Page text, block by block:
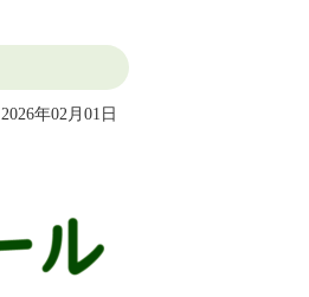
2026年02月01日